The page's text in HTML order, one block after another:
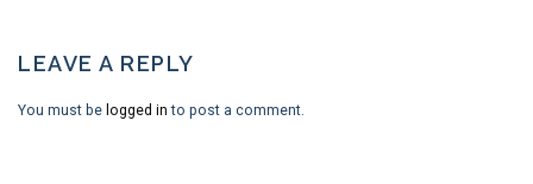
LEAVE A REPLY
You must be logged in to post a comment.